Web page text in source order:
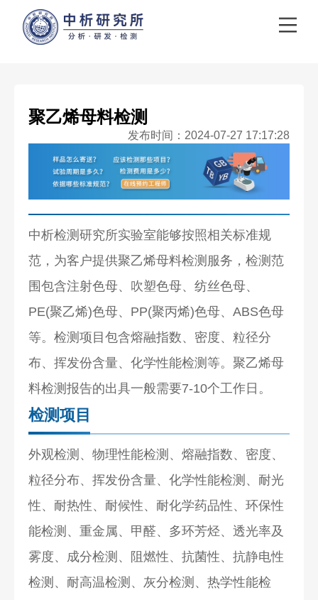
聚乙烯母料检测
发布时间：2024-07-27 17:17:28
中析检测研究所实验室能够按照相关标准规
范，为客户提供聚乙烯母料检测服务，检测范
围包含注射色母、吹塑色母、纺丝色母、
PE(聚乙烯)色母、PP(聚丙烯)色母、ABS色母
等。检测项目包含熔融指数、密度、粒径分
布、挥发份含量、化学性能检测等。聚乙烯母
料检测报告的出具一般需要7-10个工作日。
检测项目
外观检测、物理性能检测、熔融指数、密度、
粒径分布、挥发份含量、化学性能检测、耐光
性、耐热性、耐候性、耐化学药品性、环保性
能检测、重金属、甲醛、多环芳烃、透光率及
雾度、成分检测、阻燃性、抗菌性、抗静电性
检测、耐高温检测、灰分检测、热学性能检